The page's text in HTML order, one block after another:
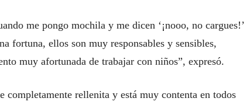
me pongo mochila y me dicen ‘¡nooo, no cargues!’
fortuna, ellos son muy responsables y sensibles,
muy afortunada de trabajar con niños”, expresó.
completamente rellenita y está muy contenta en todos